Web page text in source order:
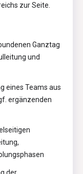
zur Seite.
Ganztag
und
eines Teams aus
ergänzenden
der